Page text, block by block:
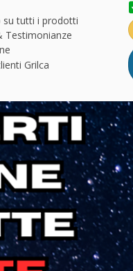
su tutti i prodotti
Testimonianze
Grilca